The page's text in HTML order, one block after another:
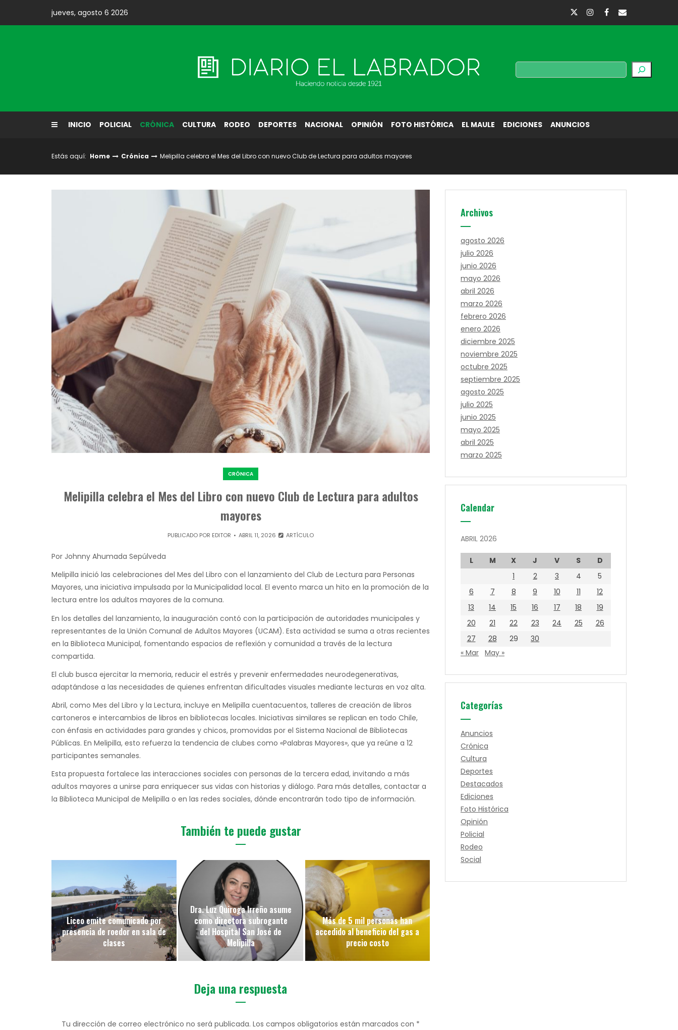
content
jueves, agosto 6 2026
Diario El Labrador Buscar
INICIO POLICIAL CRÓNICA CULTURA RODEO DEPORTES NACIONAL OPINIÓN FOTO HISTÓRICA EL MAULE EDICIONES ANUNCIOS
Estás aquí: Home Crónica Melipilla celebra el Mes del Libro con nuevo Club de Lectura para adultos mayores
CRÓNICA
Melipilla celebra el Mes del Libro con nuevo Club de Lectura para adultos
mayores
PUBLICADO POR EDITOR ABRIL 11, 2026 ARTÍCULO
Por Johnny Ahumada Sepúlveda
Melipilla inició las celebraciones del Mes del Libro con el lanzamiento del Club de Lectura para Personas
Mayores, una iniciativa impulsada por la Municipalidad local. El evento marca un hito en la promoción de la
lectura entre los adultos mayores de la comuna.
En los detalles del lanzamiento, la inauguración contó con la participación de autoridades municipales y
representantes de la Unión Comunal de Adultos Mayores (UCAM). Esta actividad se suma a otras recientes
en la Biblioteca Municipal, fomentando espacios de reflexión y comunidad a través de la lectura
compartida.
El club busca ejercitar la memoria, reducir el estrés y prevenir enfermedades neurodegenerativas,
adaptándose a las necesidades de quienes enfrentan dificultades visuales mediante lecturas en voz alta.
Abril, como Mes del Libro y la Lectura, incluye en Melipilla cuentacuentos, talleres de creación de libros
cartoneros e intercambios de libros en bibliotecas locales. Iniciativas similares se replican en todo Chile,
con énfasis en actividades para grandes y chicos, promovidas por el Sistema Nacional de Bibliotecas
Públicas. En Melipilla, esto refuerza la tendencia de clubes como «Palabras Mayores», que ya reúne a 12
participantes semanales.
Esta propuesta fortalece las interacciones sociales con personas de la tercera edad, invitando a más
adultos mayores a unirse para enriquecer sus vidas con historias y diálogo. Para más detalles, contactar a
la Biblioteca Municipal de Melipilla o en las redes sociales, dónde encontrarán todo tipo de información.
También te puede gustar
Liceo emite comunicado por
presencia de roedor en sala de
clases
Dra. Luz Quiroga Irreño asume
como directora subrogante
del Hospital San José de
Melipilla
Más de 5 mil personas han
accedido al beneficio del gas a
precio costo
Deja una respuesta
Tu dirección de correo electrónico no será publicada. Los campos obligatorios están marcados con *
Archivos
agosto 2026
julio 2026
junio 2026
mayo 2026
abril 2026
marzo 2026
febrero 2026
enero 2026
diciembre 2025
noviembre 2025
octubre 2025
septiembre 2025
agosto 2025
julio 2025
junio 2025
mayo 2025
abril 2025
marzo 2025
Calendar
ABRIL 2026
L M X J V S
D
1
2 3 4
5
6
7 8 9 10 11
12
13
14 15 16 17 18
19
20
21 22 23 24 25
26
27
28 29
30
« Mar May »
Categorías
Anuncios
Crónica
Cultura
Deportes
Destacados
Ediciones
Foto Histórica
Opinión
Policial
Rodeo
Social